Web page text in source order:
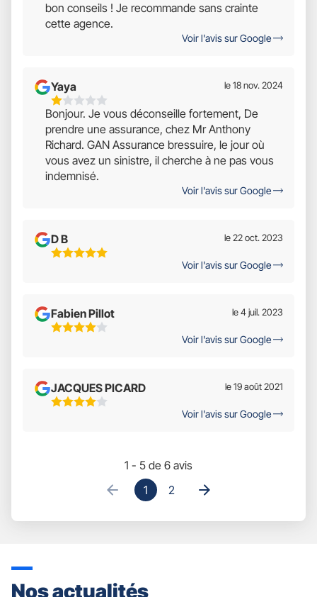
bon conseils ! Je recommande sans crainte
cette agence.
Voir l'avis sur Google
Yaya
1
Étoiles
Sur
5
le 18 nov. 2024
Bonjour. Je vous déconseille fortement, De
prendre une assurance, chez Mr Anthony
Richard. GAN Assurance bressuire, le jour où
vous avez un sinistre, il cherche à ne pas vous
indemnisé.
Voir l'avis sur Google
D B
5
le 22 oct. 2023
Voir l'avis sur Google
Fabien Pillot
4
le 4 juil. 2023
Voir l'avis sur Google
JACQUES PICARD
4
le 19 août 2021
Voir l'avis sur Google
1 - 5 de 6 avis
1
2
Nos actualités